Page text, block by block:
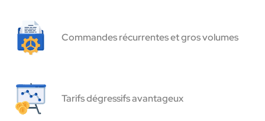
Commandes récurrentes et gros volumes
Tarifs dégressifs avantageux